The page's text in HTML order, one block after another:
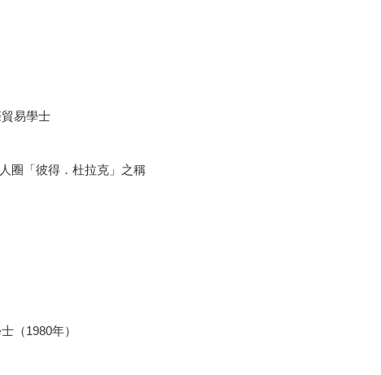
易學士
圈「彼得．杜拉克」之稱
（1980年）